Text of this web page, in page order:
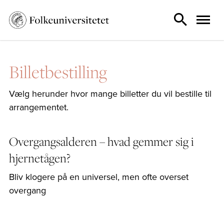
Billetbestilling
Vælg herunder hvor mange billetter du vil bestille til
arrangementet.
Overgangsalderen – hvad gemmer sig i
hjernetågen?
Bliv klogere på en universel, men ofte overset
overgang